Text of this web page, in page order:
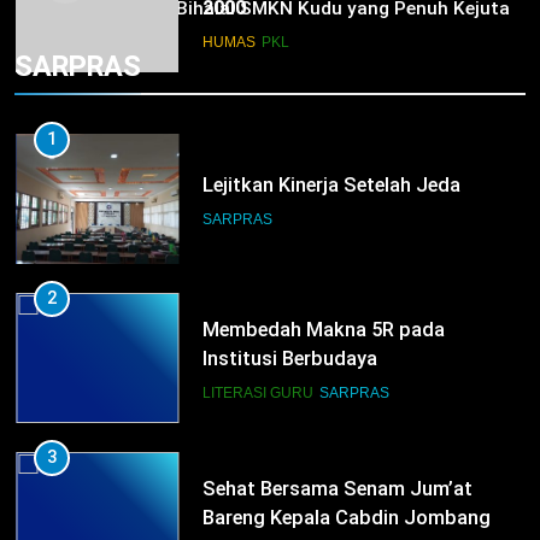
2000
HUMAS PKL
Halal Bihalal SMKN Kudu yang Penuh Kejutan
Door Prize!
SARPRAS
1
Lejitkan Kinerja Setelah Jeda
SARPRAS
2
Membedah Makna 5R pada
Institusi Berbudaya
LITERASI GURU SARPRAS
3
Sehat Bersama Senam Jum’at
Bareng Kepala Cabdin Jombang